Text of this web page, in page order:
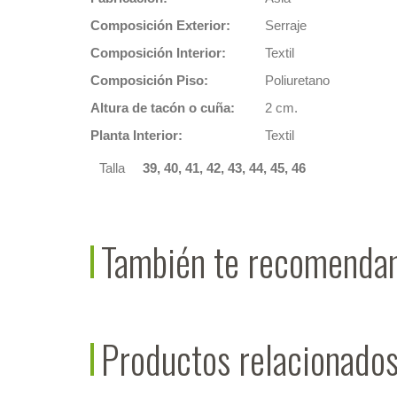
Composición Exterior:
Serraje
Composición Interior:
Textil
Composición Piso:
Poliuretano
Altura de tacón o cuña:
2 cm.
Planta Interior:
Textil
Talla 39, 40, 41, 42, 43, 44, 45, 46
También te
Productos relacionados